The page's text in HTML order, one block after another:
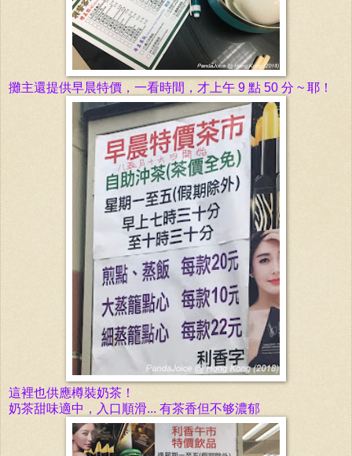
攤主還提供早晨特價，一看時間，才 上午 9 點 50 分 ~ 耶！
這裡也供應樽裝奶茶！
奶茶甜味適中，入口順滑... 有茶香但不够濃郁